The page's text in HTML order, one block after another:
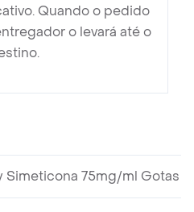
Quando o pedido
o levará até o
75mg/ml Gotas